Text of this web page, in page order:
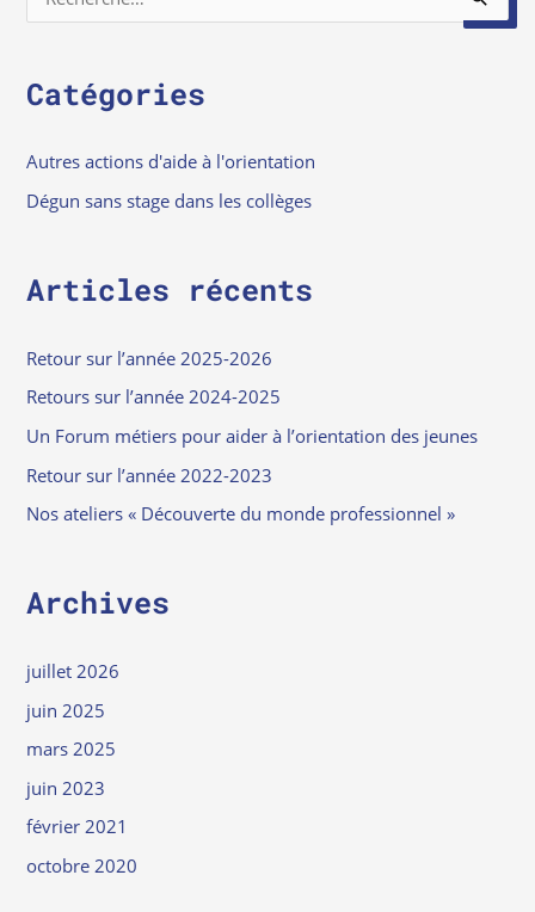
h
r
c
e
Catégories
Autres actions d'aide à l'orientation
Dégun sans stage dans les collèges
Articles récents
Retour sur l’année 2025-2026
Retours sur l’année 2024-2025
Un Forum métiers pour aider à l’orientation des jeunes
Retour sur l’année 2022-2023
Nos ateliers « Découverte du monde professionnel »
Archives
juillet 2026
juin 2025
mars 2025
juin 2023
février 2021
octobre 2020